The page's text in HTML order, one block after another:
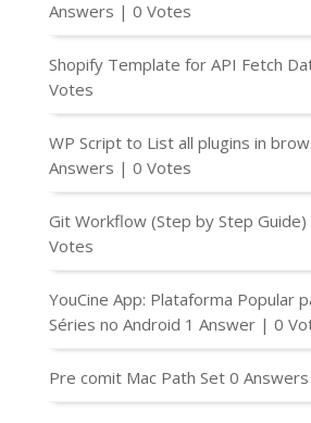
Answers | 0 Votes
Shopify Template for API Fetch
Votes
WP Script to List all plugins in
Answers | 0 Votes
Git Workflow (Step by Step Guide)
Votes
YouCine App: Plataforma Popular
Séries no Android 1 Answer | 0
Pre comit Mac Path Set 0 Answers